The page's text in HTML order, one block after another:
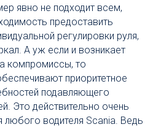
явно не подходит всем,
предоставить
регулировки руля,
А уж если и возникает
компромиссы, то
приоритетное
подавляющего
Это действительно очень
любого водителя Scania. Ведь